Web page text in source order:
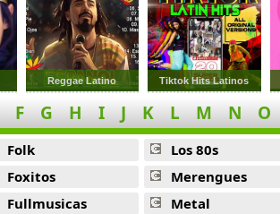
Reggae Latino Tiktok Hits Latinos
F G H I J K L M N O
Folk
Foxitos
Fullmusicas
Los 80s
Merengues
Metal